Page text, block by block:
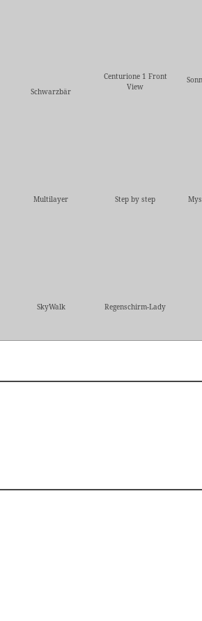
Schwarzbär
Centurione 1 Front
View
Multilayer
Step by step
SkyWalk Regenschirm-Lady